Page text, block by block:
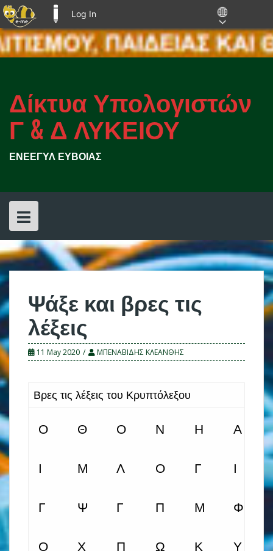
Δίκτυα Υπολογιστών
Γ & Δ ΛΥΚΕΙΟΥ
ΕΝΕΕΓΥΛ ΕΥΒΟΙΑΣ
Ψάξε και βρες τις
λέξεις
11 May 2020 ΜΠΕΝΑΒΙΔΗΣ ΚΛΕΑΝΘΗΣ
Log In